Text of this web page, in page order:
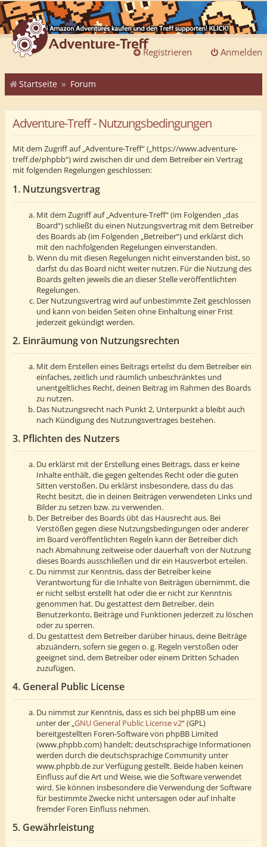
Anmelden
Registrieren
Startseite Forum
Adventure-Treff - Nutzungsbedingungen
Mit dem Zugriff auf „Adventure-Treff“ („https://www.adventure-
treff.de/phpbb“) wird zwischen dir und dem Betreiber ein Vertrag
mit folgenden Regelungen geschlossen:
1. Nutzungsvertrag
Mit dem Zugriff auf „Adventure-Treff“ (im Folgenden „das
Board“) schließt du einen Nutzungsvertrag mit dem Betreiber
des Boards ab (im Folgenden „Betreiber“) und erklärst dich
mit den nachfolgenden Regelungen einverstanden.
Wenn du mit diesen Regelungen nicht einverstanden bist, so
darfst du das Board nicht weiter nutzen. Für die Nutzung des
Boards gelten jeweils die an dieser Stelle veröffentlichten
Regelungen.
Der Nutzungsvertrag wird auf unbestimmte Zeit geschlossen
und kann von beiden Seiten ohne Einhaltung einer Frist
jederzeit gekündigt werden.
2. Einräumung von Nutzungsrechten
Mit dem Erstellen eines Beitrags erteilst du dem Betreiber ein
einfaches, zeitlich und räumlich unbeschränktes und
unentgeltliches Recht, deinen Beitrag im Rahmen des Boards
zu nutzen.
Das Nutzungsrecht nach Punkt 2, Unterpunkt a bleibt auch
nach Kündigung des Nutzungsvertrages bestehen.
3. Pflichten des Nutzers
Du erklärst mit der Erstellung eines Beitrags, dass er keine
Inhalte enthält, die gegen geltendes Recht oder die guten
Sitten verstoßen. Du erklärst insbesondere, dass du das
Recht besitzt, die in deinen Beiträgen verwendeten Links und
Bilder zu setzen bzw. zu verwenden.
Der Betreiber des Boards übt das Hausrecht aus. Bei
Verstößen gegen diese Nutzungsbedingungen oder anderer
im Board veröffentlichten Regeln kann der Betreiber dich
nach Abmahnung zeitweise oder dauerhaft von der Nutzung
dieses Boards ausschließen und dir ein Hausverbot erteilen.
Du nimmst zur Kenntnis, dass der Betreiber keine
Verantwortung für die Inhalte von Beiträgen übernimmt, die
er nicht selbst erstellt hat oder die er nicht zur Kenntnis
genommen hat. Du gestattest dem Betreiber, dein
Benutzerkonto, Beiträge und Funktionen jederzeit zu löschen
oder zu sperren.
Du gestattest dem Betreiber darüber hinaus, deine Beiträge
abzuändern, sofern sie gegen o. g. Regeln verstoßen oder
geeignet sind, dem Betreiber oder einem Dritten Schaden
zuzufügen.
4. General Public License
Du nimmst zur Kenntnis, dass es sich bei phpBB um eine
unter der „GNU General Public License v2“ (GPL)
bereitgestellten Foren-Software von phpBB Limited
(www.phpbb.com) handelt; deutschsprachige Informationen
werden durch die deutschsprachige Community unter
www.phpbb.de zur Verfügung gestellt. Beide haben keinen
Einfluss auf die Art und Weise, wie die Software verwendet
wird. Sie können insbesondere die Verwendung der Software
für bestimmte Zwecke nicht untersagen oder auf Inhalte
fremder Foren Einfluss nehmen.
5. Gewährleistung